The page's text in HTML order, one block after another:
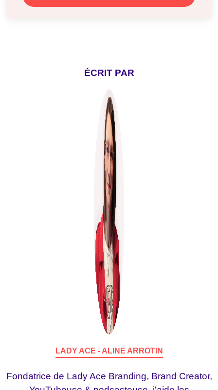
ÉCRIT PAR
LADY ACE - ALINE ARROTIN
Fondatrice de Lady Ace Branding, Brand Creator,